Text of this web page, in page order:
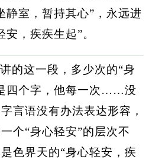
静室，暂持其心”，永远进
，疾疾生起”。
的这一段，多少次的“身
四个字，他每一次……没
言语没有办法表达形容，
个“身心轻安”的层次不
色界天的“身心轻安，疾